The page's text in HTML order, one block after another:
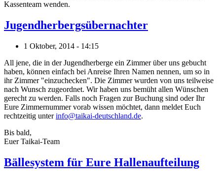
Kassenteam wenden.
Jugendherbergsübernachter
1 Oktober, 2014 - 14:15
All jene, die in der Jugendherberge ein Zimmer über uns gebucht
haben, können einfach bei Anreise Ihren Namen nennen, um so in
ihr Zimmer "einzuchecken". Die Zimmer wurden von uns teilweise
nach Wunsch zugeordnet. Wir haben uns bemüht allen Wünschen
gerecht zu werden. Falls noch Fragen zur Buchung sind oder Ihr
Eure Zimmernummer vorab wissen möchtet, dann meldet Euch
rechtzeitig unterinfo@taikai-deutschland.de.
Bis bald,
Euer Taikai-Team
Bällesystem für Eure Hallenaufteilung